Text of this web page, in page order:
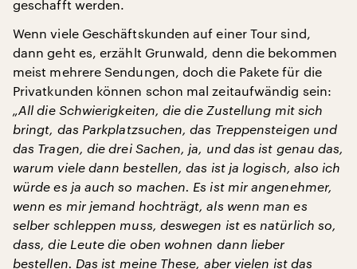
geschafft werden.
Wenn viele Geschäftskunden auf einer Tour sind,
dann geht es, erzählt Grunwald, denn die bekommen
meist mehrere Sendungen, doch die Pakete für die
Privatkunden können schon mal zeitaufwändig sein:
„All die Schwierigkeiten, die die Zustellung mit sich
bringt, das Parkplatzsuchen, das Treppensteigen und
das Tragen, die drei Sachen, ja, und das ist genau das,
warum viele dann bestellen, das ist ja logisch, also ich
würde es ja auch so machen. Es ist mir angenehmer,
wenn es mir jemand hochträgt, als wenn man es
selber schleppen muss, deswegen ist es natürlich so,
dass, die Leute die oben wohnen dann lieber
bestellen. Das ist meine These, aber vielen ist das